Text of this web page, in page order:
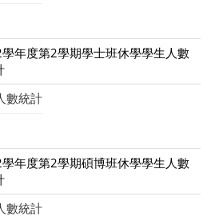
年度第2學期學士班休學學生人數
數統計
年度第2學期碩博班休學學生人數
數統計